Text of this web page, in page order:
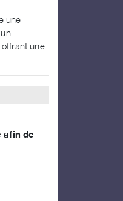
une
une
afin de